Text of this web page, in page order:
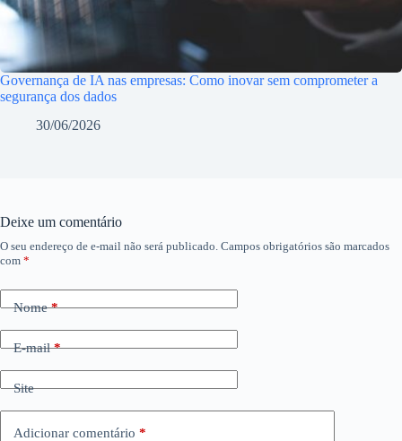
Governança de IA nas empresas: Como inovar sem comprometer a
segurança dos dados
30/06/2026
Deixe um comentário
O seu endereço de e-mail não será publicado. Campos obrigatórios são marcados
com *
Nome*
E-mail*
Site
Adicionar comentário *